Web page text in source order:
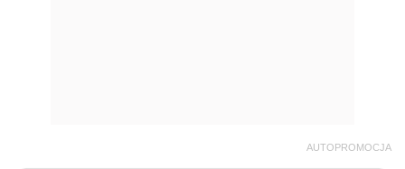
AUTOPROMOCJA